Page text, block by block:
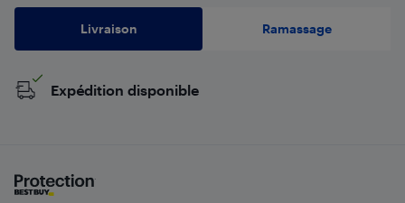
Livraison Ramassage
Expédition disponible